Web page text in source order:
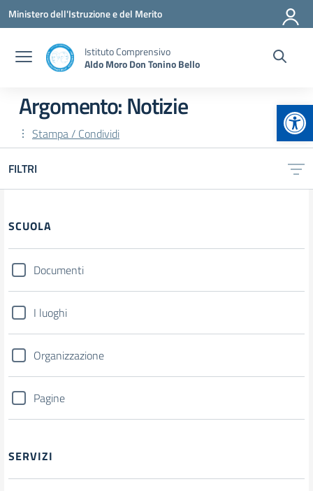
Vai ai contenuti
Vai al menu di navigazione
Vai al footer
Ministero dell'Istruzione e del Merito
Istituto Comprensivo
Aldo Moro Don Tonino Bello
Argomento: Notizie
Stampa / Condividi
FILTRI
Filtri
SCUOLA
Documenti
I luoghi
Organizzazione
Pagine
SERVIZI